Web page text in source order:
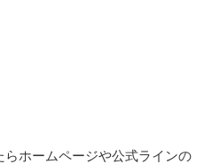
ホームページや公式ラインの